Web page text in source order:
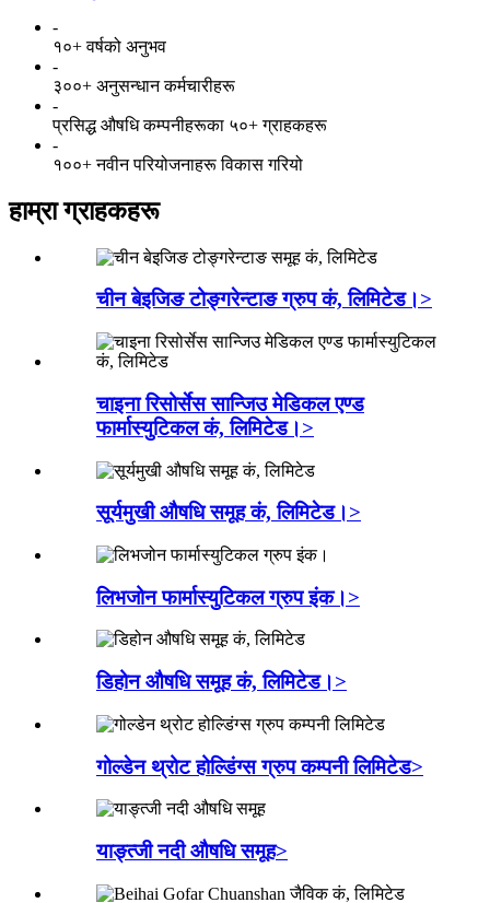
-
१०+ वर्षको अनुभव
-
३००+ अनुसन्धान कर्मचारीहरू
-
प्रसिद्ध औषधि कम्पनीहरूका ५०+ ग्राहकहरू
-
१००+ नवीन परियोजनाहरू विकास गरियो
हाम्रा ग्राहकहरू
चीन बेइजिङ टोङ्गरेन्टाङ ग्रुप कं, लिमिटेड।>
चाइना रिसोर्सेस सान्जिउ मेडिकल एण्ड
फार्मास्युटिकल कं, लिमिटेड।>
सूर्यमुखी औषधि समूह कं, लिमिटेड।>
लिभजोन फार्मास्युटिकल ग्रुप इंक।>
डिहोन औषधि समूह कं, लिमिटेड।>
गोल्डेन थ्रोट होल्डिंग्स ग्रुप कम्पनी लिमिटेड>
याङ्त्जी नदी औषधि समूह>